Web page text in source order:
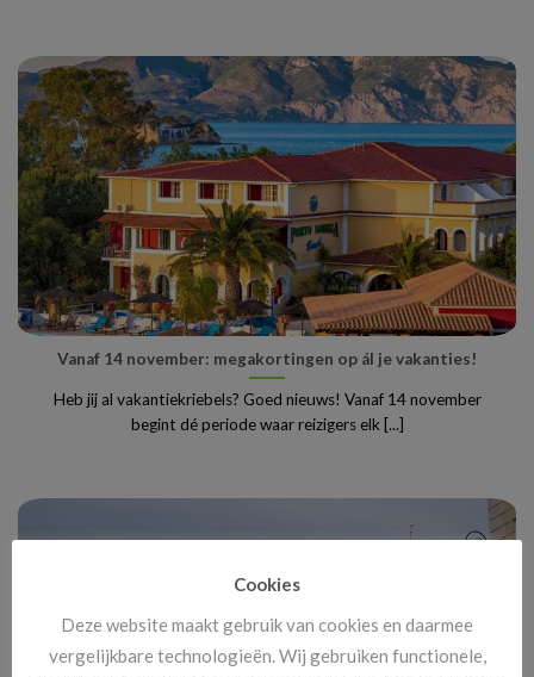
Vanaf 14 november: megakortingen op ál je vakanties!
Heb jij al vakantiekriebels? Goed nieuws! Vanaf 14 november
begint dé periode waar reizigers elk [...]
Cookies
Deze website maakt gebruik van cookies en daarmee
vergelijkbare technologieën. Wij gebruiken functionele,